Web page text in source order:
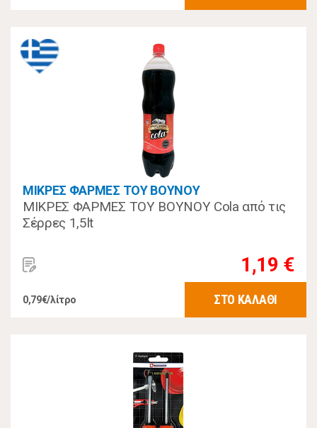
ΜΙΚΡΕΣ ΦΑΡΜΕΣ ΤΟΥ ΒΟΥΝΟΥ
ΜΙΚΡΕΣ ΦΑΡΜΕΣ ΤΟΥ ΒΟΥΝΟΥ Cola από τις
Σέρρες 1,5lt
1,19 €
0,79€/λίτρο ΣΤΟ ΚΑΛΑΘΙ